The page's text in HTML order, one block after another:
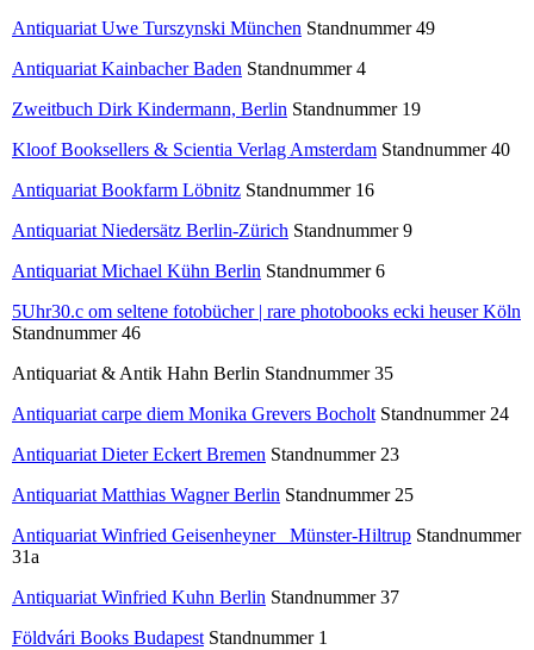
Antiquariat Uwe Turszynski München Standnummer 49
Antiquariat Kainbacher Baden Standnummer 4
Zweitbuch Dirk Kindermann, Berlin Standnummer 19
Kloof Booksellers & Scientia Verlag Amsterdam Standnummer 40
Antiquariat Bookfarm Löbnitz Standnummer 16
Antiquariat Niedersätz Berlin-Zürich Standnummer 9
Antiquariat Michael Kühn Berlin Standnummer 6
5Uhr30.c om seltene fotobücher | rare photobooks ecki heuser Köln
Standnummer 46
Antiquariat & Antik Hahn Berlin Standnummer 35
Antiquariat carpe diem Monika Grevers Bocholt Standnummer 24
Antiquariat Dieter Eckert Bremen Standnummer 23
Antiquariat Matthias Wagner Berlin Standnummer 25
Antiquariat Winfried Geisenheyner Münster-Hiltrup Standnummer
31a
Antiquariat Winfried Kuhn Berlin Standnummer 37
Földvári Books Budapest Standnummer 1